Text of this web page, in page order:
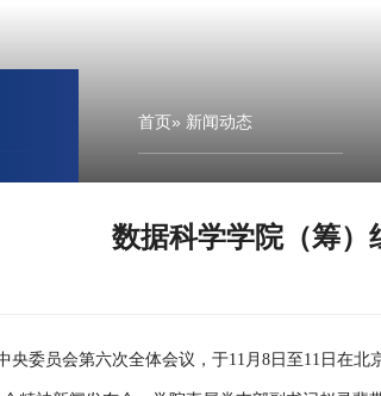
首页» 新闻动态
数据科学学院（筹）
央委员会第六次全体会议，于11月8日至11日在